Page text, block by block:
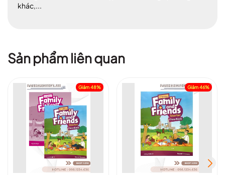
khác,...
Sản phẩm liên quan
Giảm 48% Giảm 46%